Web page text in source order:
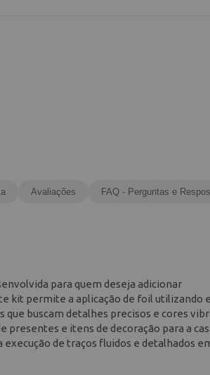
Avaliações FAQ - Perguntas e
para quem deseja adicionar
kit permite a aplicação de foil utilizando
buscam detalhes precisos e cores
presentes e itens de decoração para a
de traços fluidos e detalhados